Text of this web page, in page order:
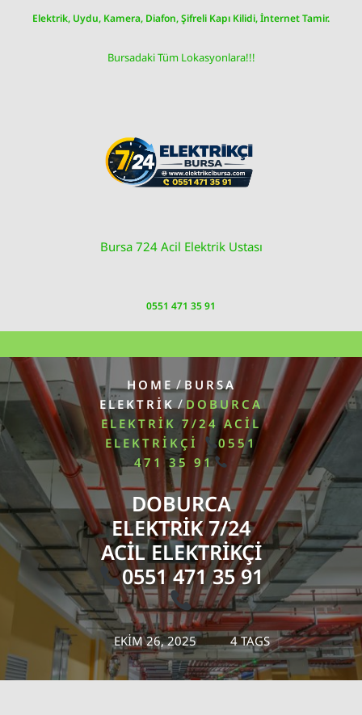
Elektrik, Uydu, Kamera, Diafon, Şifreli Kapı Kilidi, İnternet Tamir.
Bursadaki Tüm Lokasyonlara!!!
Bursa 724 Acil Elektrik Ustası
0551 471 35 91
HOME/BURSA
ELEKTRIK/DOBURCA
ELEKTRIK 7/24 ACIL
ELEKTRIKÇI
0551
471 35 91
DOBURCA
ELEKTRIK 7/24
ACIL ELEKTRIKÇI
0551 471 35 91
EKIM 26, 2025 4 TAGS